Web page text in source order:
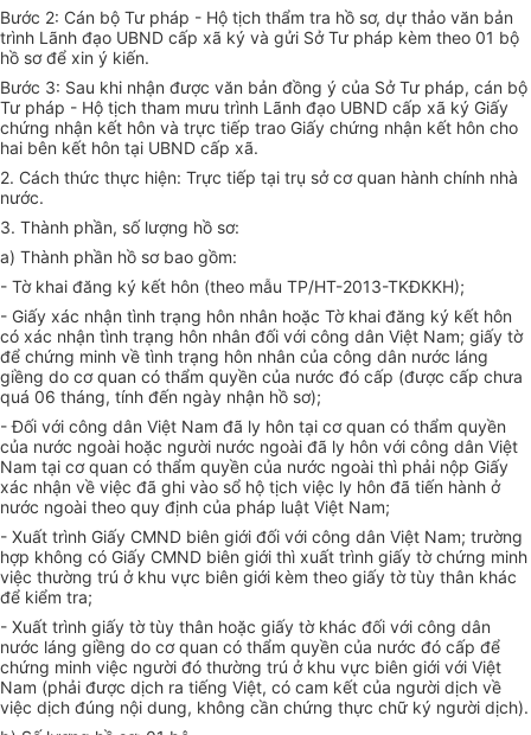
Bước 2: Cán bộ Tư pháp - Hộ tịch thẩm tra hồ sơ, dự thảo văn bản
trình Lãnh đạo UBND cấp xã ký và gửi Sở Tư pháp kèm theo 01 bộ
hồ sơ để xin ý kiến.
Bước 3: Sau khi nhận được văn bản đồng ý của Sở Tư pháp, cán bộ
Tư pháp - Hộ tịch tham mưu trình Lãnh đạo UBND cấp xã ký Giấy
chứng nhận kết hôn và trực tiếp trao Giấy chứng nhận kết hôn cho
hai bên kết hôn tại UBND cấp xã.
2. Cách thức thực hiện: Trực tiếp tại trụ sở cơ quan hành chính nhà
nước.
3. Thành phần, số lượng hồ sơ:
a) Thành phần hồ sơ bao gồm:
- Tờ khai đăng ký kết hôn (theo mẫu TP/HT-2013-TKĐKKH);
- Giấy xác nhận tình trạng hôn nhân hoặc Tờ khai đăng ký kết hôn
có xác nhận tình trạng hôn nhân đối với công dân Việt Nam; giấy tờ
để chứng minh về tình trạng hôn nhân của công dân nước láng
giềng do cơ quan có thẩm quyền của nước đó cấp (được cấp chưa
quá 06 tháng, tính đến ngày nhận hồ sơ);
- Đối với công dân Việt Nam đã ly hôn tại cơ quan có thẩm quyền
của nước ngoài hoặc người nước ngoài đã ly hôn với công dân Việt
Nam tại cơ quan có thẩm quyền của nước ngoài thì phải nộp Giấy
xác nhận về việc đã ghi vào sổ hộ tịch việc ly hôn đã tiến hành ở
nước ngoài theo quy định của pháp luật Việt Nam;
- Xuất trình Giấy CMND biên giới đối với công dân Việt Nam; trường
hợp không có Giấy CMND biên giới thì xuất trình giấy tờ chứng minh
việc thường trú ở khu vực biên giới kèm theo giấy tờ tùy thân khác
để kiểm tra;
- Xuất trình giấy tờ tùy thân hoặc giấy tờ khác đối với công dân
nước láng giềng do cơ quan có thẩm quyền của nước đó cấp để
chứng minh việc người đó thường trú ở khu vực biên giới với Việt
Nam (phải được dịch ra tiếng Việt, có cam kết của người dịch về
việc dịch đúng nội dung, không cần chứng thực chữ ký người dịch).